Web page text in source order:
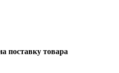
поставку товара